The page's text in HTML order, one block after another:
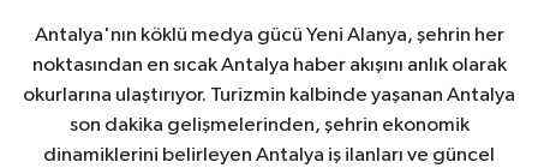
Antalya'nın köklü medya gücü Yeni Alanya, şehrin her
noktasından en sıcak Antalya haber akışını anlık olarak
okurlarına ulaştırıyor. Turizmin kalbinde yaşanan Antalya
son dakika gelişmelerinden, şehrin ekonomik
dinamiklerini belirleyen Antalya iş ilanları ve güncel